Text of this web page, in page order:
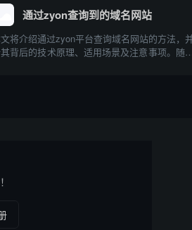
效、...通过zyon查询到的域名网站
将介绍通过zyon平台查询域名网站的方法，
背后的技术原理、适用场景及注意事项。随着